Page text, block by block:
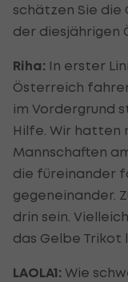
schätzen Sie
der diesjährigen
Riha: In erster
Österreich
im Vordergrund
Hilfe. Wir hatten
Mannschaften
die füreinander
gegeneinander.
drin sein.
das Gelbe Trikot
LAOLA1: Wie